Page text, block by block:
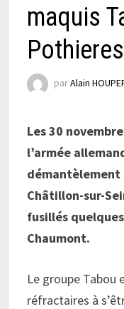
maquis
parAlain
Les 30
l’armée
démantèlement
Châtillon-sur-
fusillés
Chaumont.
Le groupe Tabou
réfractaires à